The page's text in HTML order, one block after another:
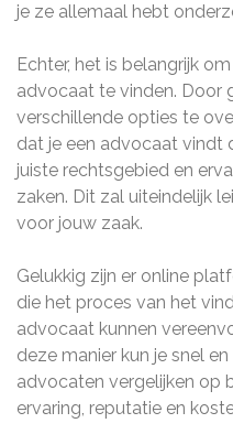
je ze allemaal hebt
Echter, het is belangrijk
advocaat te vinden. Door
verschillende opties te
dat je een advocaat vindt
juiste rechtsgebied en
zaken. Dit zal uiteindelijk
voor jouw zaak.
Gelukkig zijn er online
die het proces van het
advocaat kunnen
deze manier kun je snel
advocaten vergelijken op
ervaring, reputatie en